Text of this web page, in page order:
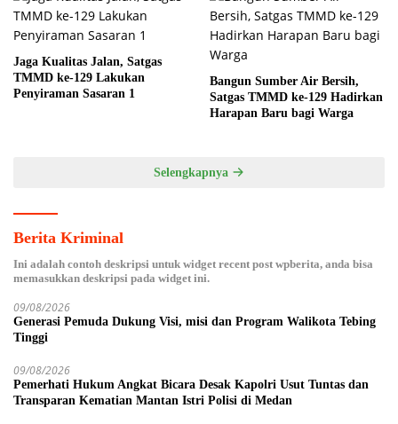
Jaga Kualitas Jalan, Satgas
TMMD ke-129 Lakukan
Penyiraman Sasaran 1
Bangun Sumber Air Bersih,
Satgas TMMD ke-129 Hadirkan
Harapan Baru bagi Warga
Selengkapnya
Berita Kriminal
Ini adalah contoh deskripsi untuk widget recent post wpberita, anda bisa
memasukkan deskripsi pada widget ini.
09/08/2026
Generasi Pemuda Dukung Visi, misi dan Program Walikota Tebing
Tinggi
09/08/2026
Pemerhati Hukum Angkat Bicara Desak Kapolri Usut Tuntas dan
Transparan Kematian Mantan Istri Polisi di Medan